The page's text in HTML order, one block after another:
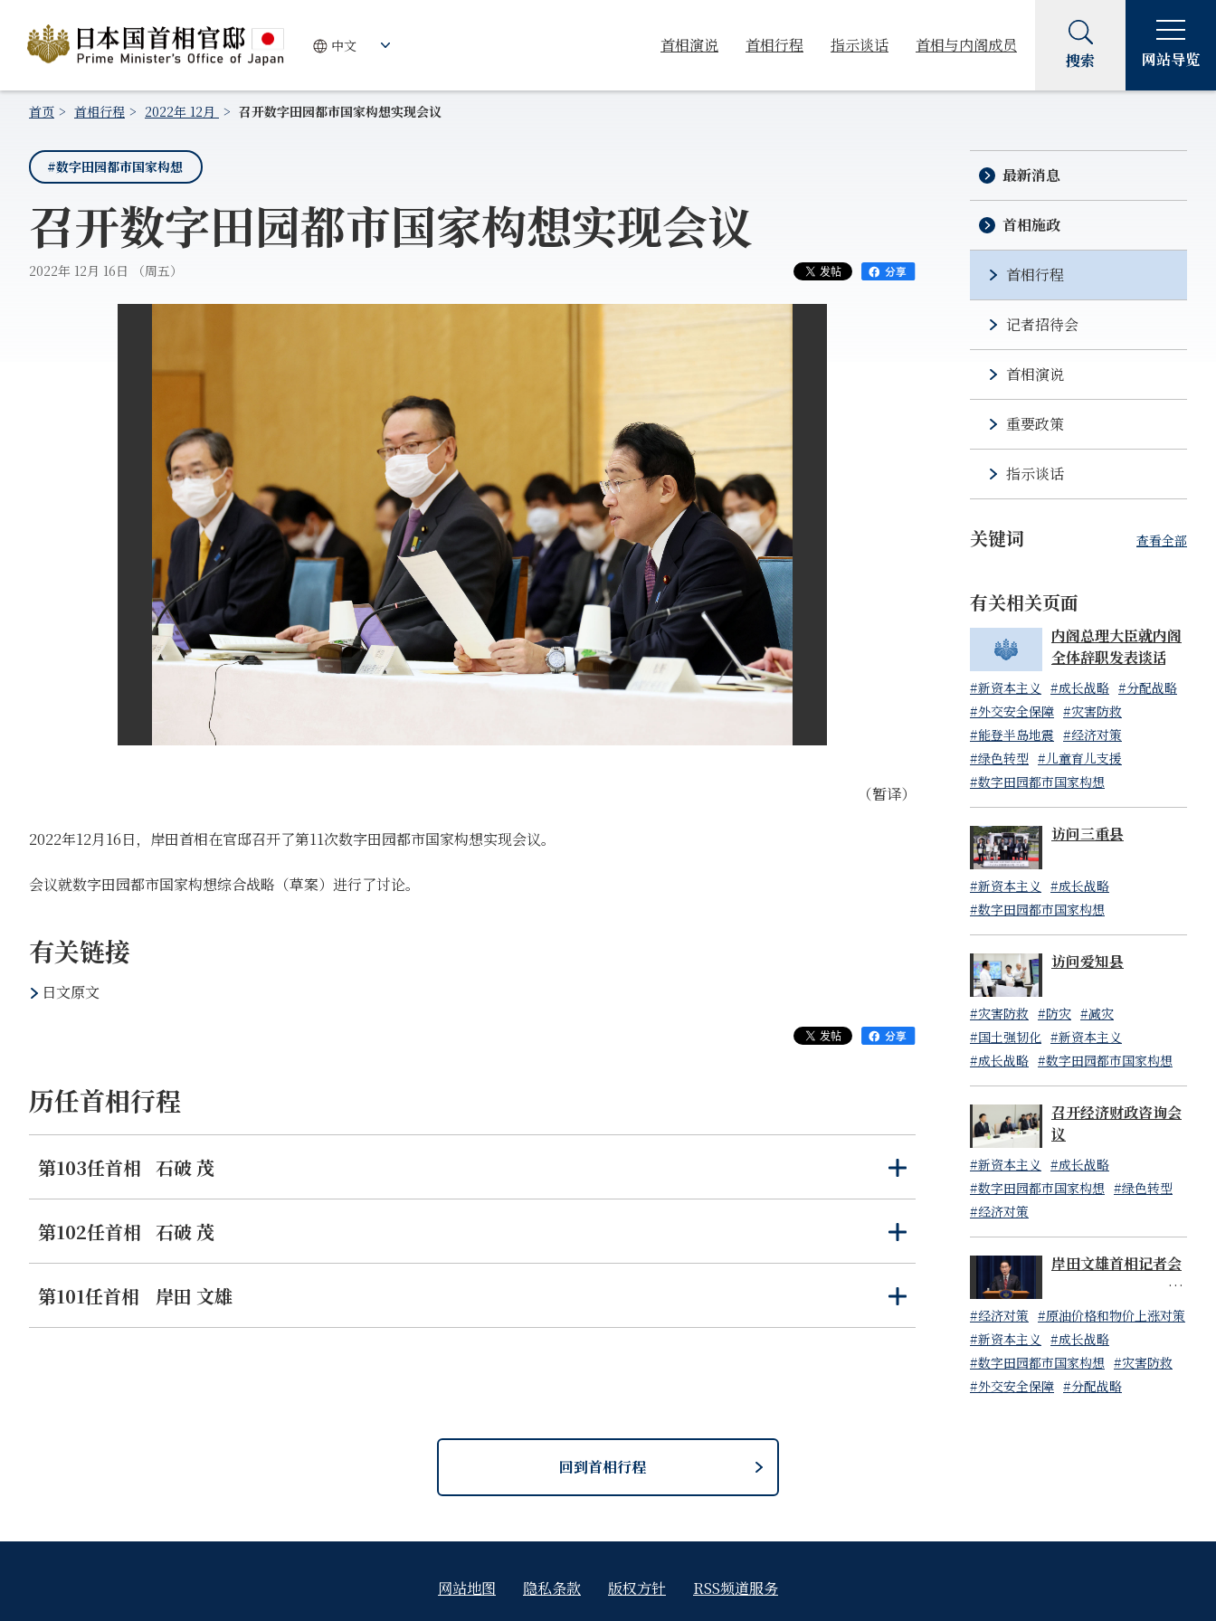
首相演说 首相行程 指示谈话 首相与内阁成员
搜索 网站导览
首页 首相行程 2022年 12月 召开数字田园都市国家构想实现会议
#数字田园都市国家构想
召开数字田园都市国家构想实现会议
2022年 12月 16日 （周五）
（暂译）
2022年12月16日，岸田首相在官邸召开了第11次数字田园都市国家构想实现会议。
会议就数字田园都市国家构想综合战略（草案）进行了讨论。
有关链接
日文原文
历任首相行程
第103任首相 石破 茂
打
开
关
闭
第102任首相 石破 茂
打
开
关
闭
第101任首相
岸田 文雄
打
开
关
闭
最新消息
首相施政
首相行程
记者招待会
首相演说
重要政策
指示谈话
关键词 查看全部
有关相关页面
内阁总理大臣就内阁
全体辞职发表谈话
#新资本主义 #成长战略 #分配战略
#外交安全保障 #灾害防救
#能登半岛地震 #经济对策
#绿色转型 #儿童育儿支援
#数字田园都市国家构想
访问三重县
#新资本主义 #成长战略
#数字田园都市国家构想
访问爱知县
#灾害防救 #防灾 #减灾
#国土强韧化 #新资本主义
#成长战略 #数字田园都市国家构想
召开经济财政咨询会
议
#新资本主义 #成长战略
#数字田园都市国家构想 #绿色转型
#经济对策
岸田文雄首相记者会
#经济对策 #原油价格和物价上涨对策
#新资本主义 #成长战略
#数字田园都市国家构想 #灾害防救
#外交安全保障 #分配战略
回到首相行程
网站地图 隐私条款 版权方针 RSS频道服务